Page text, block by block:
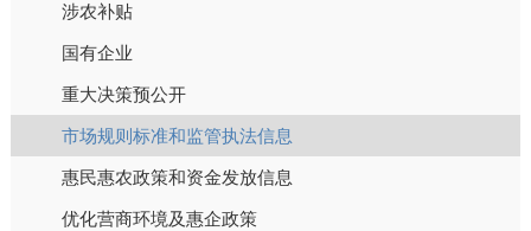
涉农补贴
国有企业
重大决策预公开
市场规则标准和监管执法信息
惠民惠农政策和资金发放信息
优化营商环境及惠企政策